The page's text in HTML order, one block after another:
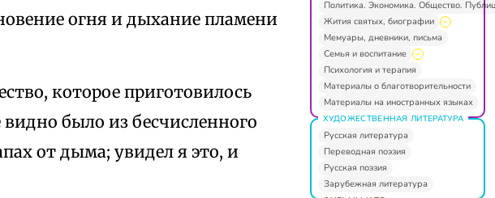
огня и дыхание пламени
которое приготовилось
видно было из бесчисленного
от дыма; увидел я это, и
Политика. Экономика. Общество.
Жития святых, биографии
Мемуары, дневники, письма
Семья и воспитание
Психология и терапия
Материалы о благотворительности
Материалы на иностранных языках
ХУДОЖЕСТВЕННАЯ ЛИТЕРАТУРА
Русская литература
Переводная поэзия
Русская поэзия
Зарубежная литература